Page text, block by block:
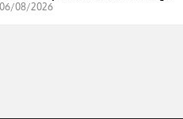
06/08/2026